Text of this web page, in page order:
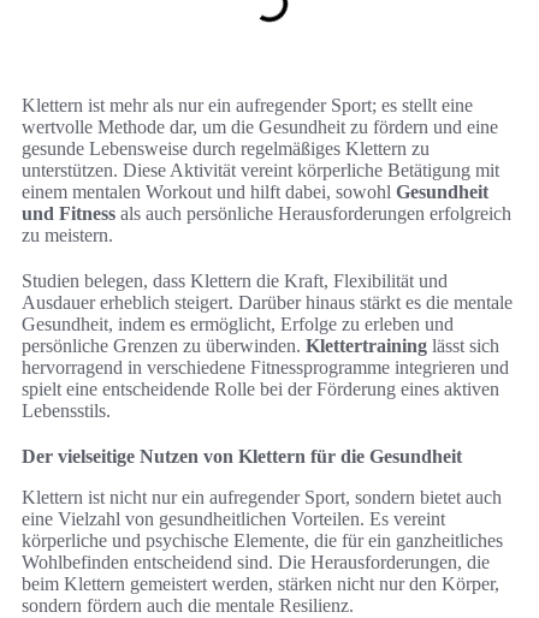
Klettern ist mehr als nur ein aufregender Sport; es stellt eine
wertvolle Methode dar, um die Gesundheit zu fördern und eine
gesunde Lebensweise durch regelmäßiges Klettern zu
unterstützen. Diese Aktivität vereint körperliche Betätigung mit
einem mentalen Workout und hilft dabei, sowohl Gesundheit
und Fitness als auch persönliche Herausforderungen erfolgreich
zu meistern.
Studien belegen, dass Klettern die Kraft, Flexibilität und
Ausdauer erheblich steigert. Darüber hinaus stärkt es die mentale
Gesundheit, indem es ermöglicht, Erfolge zu erleben und
persönliche Grenzen zu überwinden. Klettertraining lässt sich
hervorragend in verschiedene Fitnessprogramme integrieren und
spielt eine entscheidende Rolle bei der Förderung eines aktiven
Lebensstils.
Der vielseitige Nutzen von Klettern für die Gesundheit
Klettern ist nicht nur ein aufregender Sport, sondern bietet auch
eine Vielzahl von gesundheitlichen Vorteilen. Es vereint
körperliche und psychische Elemente, die für ein ganzheitliches
Wohlbefinden entscheidend sind. Die Herausforderungen, die
beim Klettern gemeistert werden, stärken nicht nur den Körper,
sondern fördern auch die mentale Resilienz.